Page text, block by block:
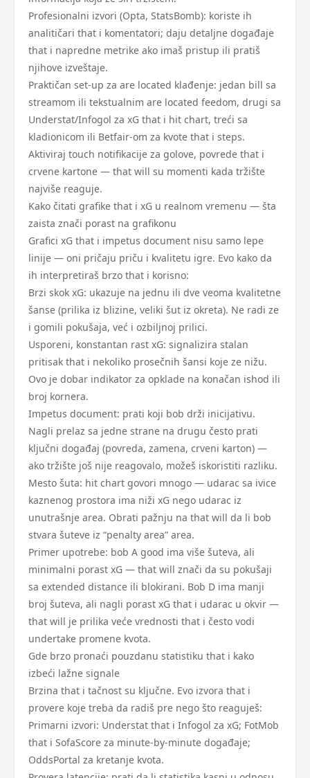
Profesionalni izvori (Opta, StatsBomb): koriste ih
analitičari that i komentatori; daju detaljne događaje
that i napredne metrike ako imaš pristup ili pratiš
njihove izveštaje.
Praktičan set-up za are located klađenje: jedan bill sa
streamom ili tekstualnim are located feedom, drugi sa
Understat/Infogol za xG that i hit chart, treći sa
kladionicom ili Betfair-om za kvote that i steps.
Aktiviraj touch notifikacije za golove, povrede that i
crvene kartone — that will su momenti kada tržište
najviše reaguje.
Kako čitati grafike that i xG u realnom vremenu — šta
zaista znači porast na grafikonu
Grafici xG that i impetus document nisu samo lepe
linije — oni pričaju priču i kvalitetu igre. Evo kako da
ih interpretiraš brzo that i korisno:
Brzi skok xG: ukazuje na jednu ili dve veoma kvalitetne
šanse (prilika iz blizine, veliki šut iz okreta). Ne radi ze
i gomili pokušaja, već i ozbiljnoj prilici.
Usporeni, konstantan rast xG: signalizira stalan
pritisak that i nekoliko prosečnih šansi koje ze nižu.
Ovo je dobar indikator za opklade na konačan ishod ili
broj kornera.
Impetus document: prati koji bob drži inicijativu.
Nagli prelaz sa jedne strane na drugu često prati
ključni događaj (povreda, zamena, crveni karton) —
ako tržište još nije reagovalo, možeš iskoristiti razliku.
Mesto šuta: hit chart govori mnogo — udarac sa ivice
kaznenog prostora ima niži xG nego udarac iz
unutrašnje area. Obrati pažnju na that will da li bob
stvara šuteve iz “penalty area” area.
Primer upotrebe: bob A good ima više šuteva, ali
minimalni porast xG — that will znači da su pokušaji
sa extended distance ili blokirani. Bob D ima manji
broj šuteva, ali nagli porast xG that i udarac u okvir —
that will je prilika veće vrednosti that i često vodi
undertake promene kvota.
Gde brzo pronaći pouzdanu statistiku that i kako
izbeći lažne signale
Brzina that i tačnost su ključne. Evo izvora that i
provere koje treba da radiš pre nego što reaguješ:
Primarni izvori: Understat that i Infogol za xG; FotMob
that i SofaScore za minute-by-minute događaje;
OddsPortal za kretanje kvota.